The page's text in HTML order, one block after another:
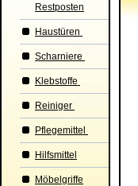
Restposten
Haustüren
Scharniere
Klebstoffe
Reiniger
Pflegemittel
Hilfsmittel
Möbelgriffe